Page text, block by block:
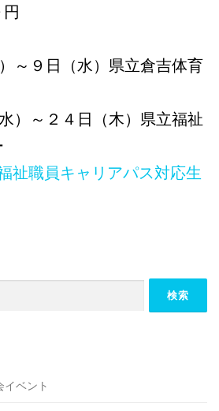
～９日（水）県立倉吉体育
）～２４日（木）県立福祉
祉職員キャリアパス対応生
ベント